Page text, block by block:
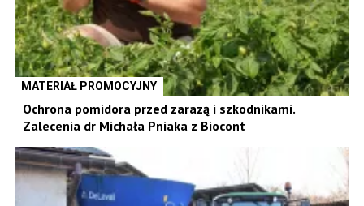
MATERIAŁ PROMOCYJNY
Ochrona pomidora przed zarazą i szkodnikami.
Zalecenia dr Michała Pniaka z Biocont